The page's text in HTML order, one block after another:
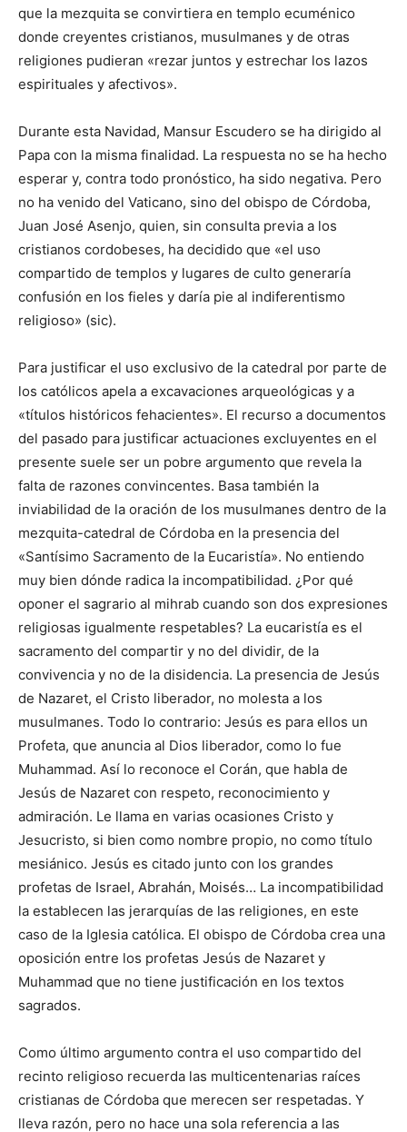
que la mezquita se convirtiera en templo ecuménico
donde creyentes cristianos, musulmanes y de otras
religiones pudieran «rezar juntos y estrechar los lazos
espirituales y afectivos».
Durante esta Navidad, Mansur Escudero se ha dirigido al
Papa con la misma finalidad. La respuesta no se ha hecho
esperar y, contra todo pronóstico, ha sido negativa. Pero
no ha venido del Vaticano, sino del obispo de Córdoba,
Juan José Asenjo, quien, sin consulta previa a los
cristianos cordobeses, ha decidido que «el uso
compartido de templos y lugares de culto generaría
confusión en los fieles y daría pie al indiferentismo
religioso» (sic).
Para justificar el uso exclusivo de la catedral por parte de
los católicos apela a excavaciones arqueológicas y a
«títulos históricos fehacientes». El recurso a documentos
del pasado para justificar actuaciones excluyentes en el
presente suele ser un pobre argumento que revela la
falta de razones convincentes. Basa también la
inviabilidad de la oración de los musulmanes dentro de la
mezquita-catedral de Córdoba en la presencia del
«Santísimo Sacramento de la Eucaristía». No entiendo
muy bien dónde radica la incompatibilidad. ¿Por qué
oponer el sagrario al mihrab cuando son dos expresiones
religiosas igualmente respetables? La eucaristía es el
sacramento del compartir y no del dividir, de la
convivencia y no de la disidencia. La presencia de Jesús
de Nazaret, el Cristo liberador, no molesta a los
musulmanes. Todo lo contrario: Jesús es para ellos un
Profeta, que anuncia al Dios liberador, como lo fue
Muhammad. Así lo reconoce el Corán, que habla de
Jesús de Nazaret con respeto, reconocimiento y
admiración. Le llama en varias ocasiones Cristo y
Jesucristo, si bien como nombre propio, no como título
mesiánico. Jesús es citado junto con los grandes
profetas de Israel, Abrahán, Moisés… La incompatibilidad
la establecen las jerarquías de las religiones, en este
caso de la Iglesia católica. El obispo de Córdoba crea una
oposición entre los profetas Jesús de Nazaret y
Muhammad que no tiene justificación en los textos
sagrados.
Como último argumento contra el uso compartido del
recinto religioso recuerda las multicentenarias raíces
cristianas de Córdoba que merecen ser respetadas. Y
lleva razón, pero no hace una sola referencia a las